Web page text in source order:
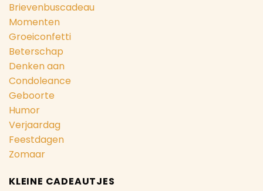
Brievenbuscadeau
Momenten
Groeiconfetti
Beterschap
Denken aan
Condoleance
Geboorte
Humor
Verjaardag
Feestdagen
Zomaar
KLEINE CADEAUTJES